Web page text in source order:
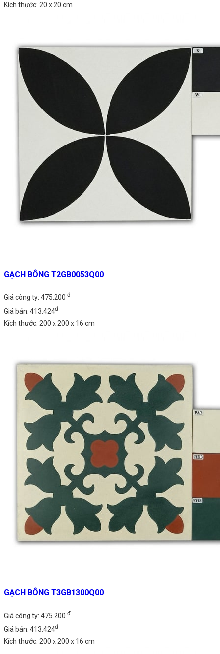
Kích thước: 20 x 20 cm
GẠCH BÔNG T2GB0053Q00
Giá công ty: 475.200 đ
Giá bán: 413.424đ
Kích thước: 200 x 200 x 16 cm
GẠCH BÔNG T3GB1300Q00
Giá công ty: 475.200 đ
Giá bán: 413.424đ
Kích thước: 200 x 200 x 16 cm